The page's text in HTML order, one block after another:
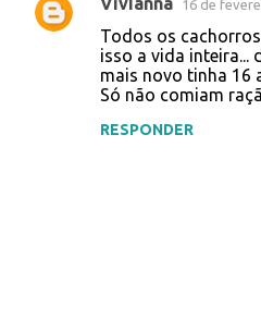
16 de
Todos os
isso a vida inteira...
mais novo tinha 16
Só não comiam
RESPONDER